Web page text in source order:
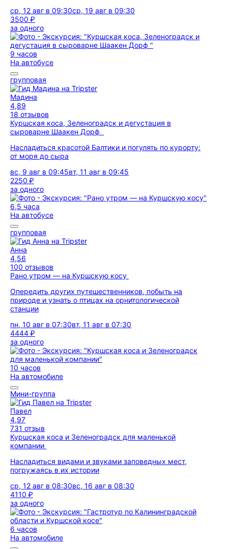
ср, 12 авг в 09:30ср, 19 авг в 09:30
3500 ₽
за одного
9 часов
На автобусе
групповая
Мадина
4,89
18 отзывов
Куршская коса, Зеленоградск и дегустация в
сыроварне Шаакен Дорф
Насладиться красотой Балтики и погулять по курорту:
от моря до сыра
вс, 9 авг в 09:45вт, 11 авг в 09:45
2250 ₽
за одного
6,5 часа
На автобусе
групповая
Анна
4,56
100 отзывов
Рано утром — на Куршскую косу
Опередить других путешественников, побыть на
природе и узнать о птицах на орнитологической
станции
пн, 10 авг в 07:30вт, 11 авг в 07:30
4444 ₽
за одного
10 часов
На автомобиле
Мини-группа
Павел
4,97
731 отзыв
Куршская коса и Зеленоградск для маленькой
компании
Насладиться видами и звуками заповедных мест,
погружаясь в их истории
ср, 12 авг в 08:30вс, 16 авг в 08:30
4110 ₽
за одного
6 часов
На автомобиле